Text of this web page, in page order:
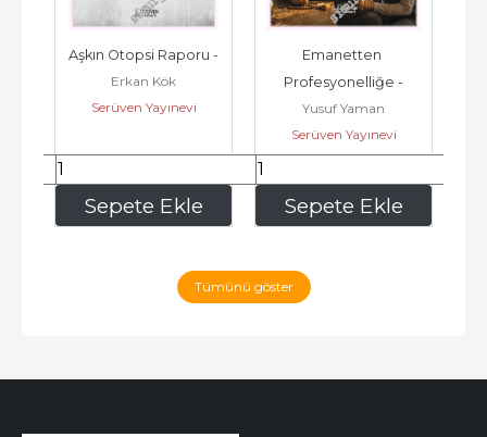
Sepete Ekle
Aşkın Otopsi Raporu -
Erkan Kök
Serüven Yayınevi
150,15 Sepete Ekle
Emanetten
Profesyonelliğe -
Yusuf Yaman
Serüven Yayınevi
136,50
Tümünü göster